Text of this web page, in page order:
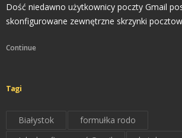
Dość niedawno użytkownicy poczty Gmail
skonfigurowane zewnętrzne skrzynki
Continue
Tagi
Białystok
formułka rodo